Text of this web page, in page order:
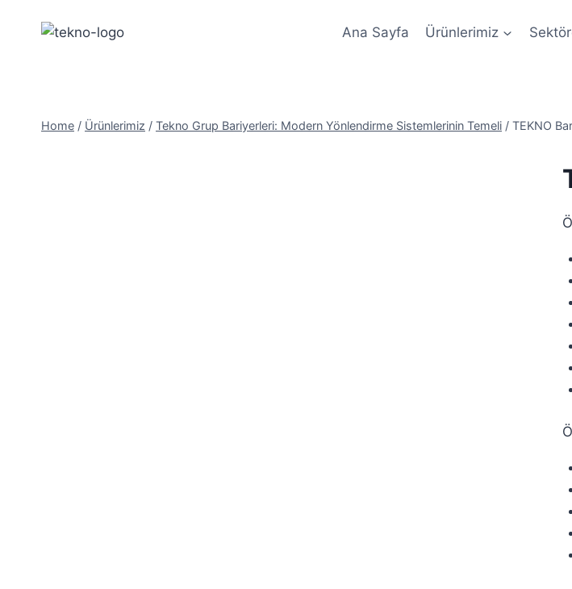
Ana Sayfa Ürünlerimiz
Home / Ürünlerimiz / Tekno Grup Bariyerleri: Modern Yönlendirme Sistemlerinin Temeli / TEKNO